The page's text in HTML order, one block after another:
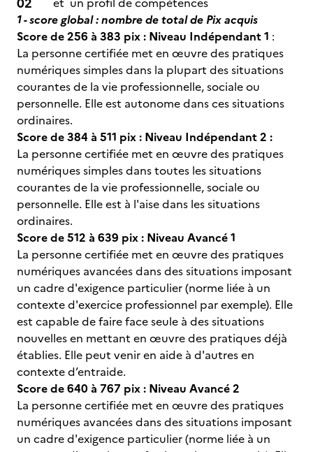
1 - score global : nombre de total de Pix acquis
Score de 256 à 383 pix : Niveau Indépendant 1 :
La personne certifiée met en œuvre des pratiques
numériques simples dans la plupart des situations
courantes de la vie professionnelle, sociale ou
personnelle. Elle est autonome dans ces situations
ordinaires.
Score de 384 à 511 pix : Niveau Indépendant 2 :
La personne certifiée met en œuvre des pratiques
numériques simples dans toutes les situations
courantes de la vie professionnelle, sociale ou
personnelle. Elle est à l'aise dans les situations
ordinaires.
Score de 512 à 639 pix : Niveau Avancé 1
La personne certifiée met en œuvre des pratiques
numériques avancées dans des situations imposant
un cadre d'exigence particulier (norme liée à un
contexte d'exercice professionnel par exemple). Elle
est capable de faire face seule à des situations
nouvelles en mettant en œuvre des pratiques déjà
établies. Elle peut venir en aide à d'autres en
contexte d’entraide.
Score de 640 à 767 pix : Niveau Avancé 2
La personne certifiée met en œuvre des pratiques
numériques avancées dans des situations imposant
un cadre d'exigence particulier (norme liée à un